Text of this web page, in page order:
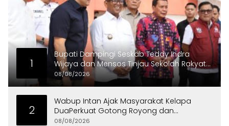
1
Bupati Dampingi Seskab Teddy Indra
Wijaya dan Mensos Tinjau Sekolah Rakyat
di Curug
08/08/2026
2
Wabup Intan Ajak Masyarakat Kelapa
DuaPerkuat Gotong Royong dan
Persatuan
08/08/2026